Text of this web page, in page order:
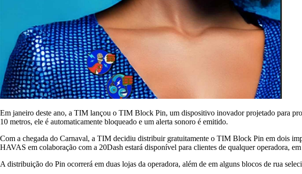
Em janeiro deste ano, a TIM lançou o TIM Block Pin, um dispositivo inovador projetado para
10 metros, ele é automaticamente bloqueado e um alerta sonoro é emitido.
Com a chegada do Carnaval, a TIM decidiu distribuir gratuitamente o TIM Block Pin em dois
HAVAS em colaboração com a 20Dash estará disponível para clientes de qualquer operadora,
A distribuição do Pin ocorrerá em duas lojas da operadora, além de em alguns blocos de rua